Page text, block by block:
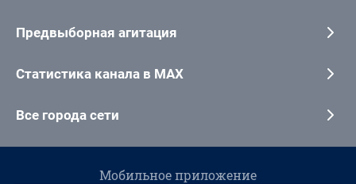
Предвыборная агитация
Статистика канала в MAX
Все города сети
Мобильное приложение